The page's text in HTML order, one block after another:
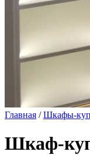
Главная /Шкафы-
Шкаф-